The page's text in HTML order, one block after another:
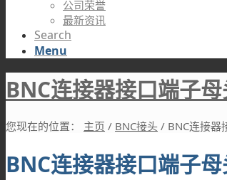
公司荣誉
最新资讯
Search
Menu
BNC连接器接口端子
您现在的位置： 主页 / BNC接头 / BNC连接器
BNC连接器接口端子